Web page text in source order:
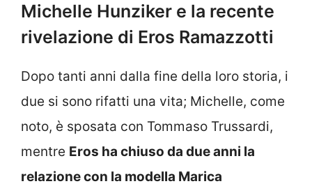
Michelle Hunziker e la recente
rivelazione di Eros Ramazzotti
Dopo tanti anni dalla fine della loro storia, i
due si sono rifatti una vita; Michelle, come
noto, è sposata con Tommaso Trussardi,
mentre Eros ha chiuso da due anni la
relazione con la modella Marica